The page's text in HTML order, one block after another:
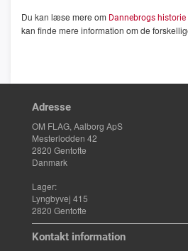
Du kan læse mere om Dannebrogs historie
kan finde mere information om de
Adresse
OM FLAG, Aalborg ApS
Mesterlodden 42
2820 Gentofte
Danmark
Lager:
Lyngbyvej 415
2820 Gentofte
Kontakt information